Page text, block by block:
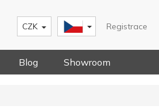
Registrace
CZK
Blog Showroom